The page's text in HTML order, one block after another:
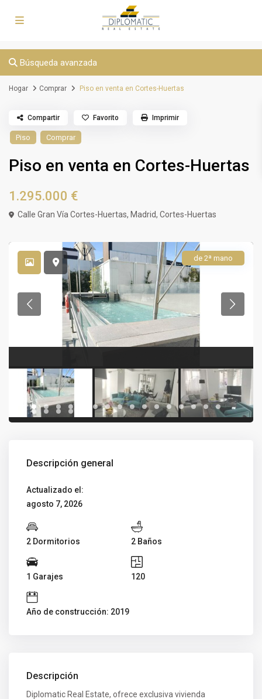
Búsqueda avanzada
Hogar Comprar Piso en venta en Cortes-Huertas
Piso Comprar
Piso en venta en Cortes-Huertas
1.295.000 €
Calle Gran Vía Cortes-Huertas, Madrid,Cortes-Huertas
Compartir Favorito Imprimir
de 2ª mano
Descripción general
Actualizado el:
agosto 7, 2026
2 Dormitorios 2 Baños
1 Garajes 120
Año de construcción: 2019
Descripción
Diplomatic Real Estate, ofrece exclusiva vivienda